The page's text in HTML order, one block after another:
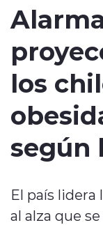
los
según
El país
al alza que